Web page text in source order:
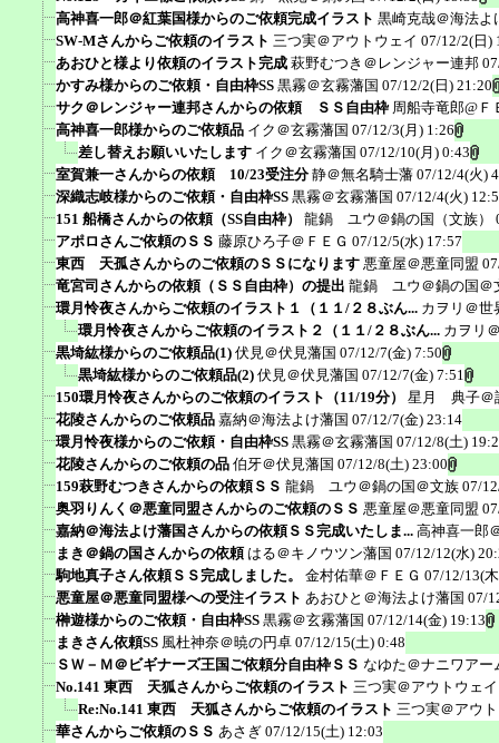
高神喜一郎＠紅葉国様からのご依頼完成イラスト 黒崎克哉＠海法よ
SW-Mさんからご依頼のイラスト 三つ実＠アウトウェイ 07/12/2(日)
あおひと様より依頼のイラスト完成 萩野むつき＠レンジャー連邦
かすみ様からのご依頼・自由枠SS 黒霧＠玄霧藩国 07/12/2(日) 21:20
サク＠レンジャー連邦さんからの依頼 ＳＳ自由枠 周船寺竜郎@Ｆ
高神喜一郎様からのご依頼品 イク＠玄霧藩国 07/12/3(月) 1:26
差し替えお願いいたします イク＠玄霧藩国 07/12/10(月) 0:43
室賀兼一さんからの依頼 10/23受注分 静＠無名騎士藩 07/12/4(火)
深織志岐様からのご依頼・自由枠SS 黒霧＠玄霧藩国 07/12/4(火)
151 船橋さんからの依頼（SS自由枠）
龍鍋 ユウ＠鍋の国（文族）
アポロさんご依頼のＳＳ 藤原ひろ子＠ＦＥＧ 07/12/5(水) 17:57
東西 天孤さんからのご依頼のＳＳになります 悪童屋＠悪童同盟
竜宮司さんからの依頼（ＳＳ自由枠）の提出 龍鍋 ユウ＠鍋の国＠
環月怜夜さんからご依頼のイラスト１（１１/２８ぶん... カヲリ＠世
環月怜夜さんからご依頼のイラスト２（１１/２８ぶん... カヲリ
黒埼紘様からのご依頼品(1) 伏見＠伏見藩国 07/12/7(金) 7:50
黒埼紘様からのご依頼品(2) 伏見＠伏見藩国 07/12/7(金) 7:51
150環月怜夜さんからのご依頼のイラスト（11/19分）
星月 典子＠
花陵さんからのご依頼品 嘉納＠海法よけ藩国 07/12/7(金) 23:14
環月怜夜様からのご依頼・自由枠SS 黒霧＠玄霧藩国 07/12/8(土)
花陵さんからのご依頼の品 伯牙＠伏見藩国 07/12/8(土) 23:00
159萩野むつきさんからの依頼ＳＳ 龍鍋 ユウ＠鍋の国＠文族 07/
奥羽りんく＠悪童同盟さんからのご依頼のＳＳ 悪童屋＠悪童同盟
嘉納＠海法よけ藩国さんからの依頼ＳＳ完成いたしま... 高神喜一郎
まき＠鍋の国さんからの依頼 はる＠キノウツン藩国 07/12/12(水)
駒地真子さん依頼ＳＳ完成しました。
金村佑華＠ＦＥＧ 07/12/13(
悪童屋＠悪童同盟様への受注イラスト あおひと＠海法よけ藩国 07/
榊遊様からのご依頼・自由枠SS 黒霧＠玄霧藩国 07/12/14(金) 19:13
まきさん依頼SS 風杜神奈＠暁の円卓 07/12/15(土) 0:48
ＳＷ－Ｍ＠ビギナーズ王国ご依頼分自由枠ＳＳ なゆた＠ナニワアー
No.141 東西 天狐さんからご依頼のイラスト 三つ実＠アウトウェイ
Re:No.141 東西 天狐さんからご依頼のイラスト 三つ実＠アウ
華さんからご依頼のＳＳ あさぎ 07/12/15(土) 12:03